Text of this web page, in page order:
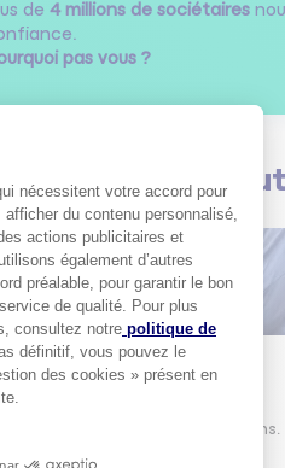
de 4 millions de sociétaires
pas vous ?
lesconseils
Comment bien choisir son
assurance auto ?
assurance auto selon vos besoins.
nécessitent votre accord pour
du contenu personnalisé,
actions publicitaires et
également d’autres
préalable, pour garantir le bon
de qualité. Pour plus
consultez notre politique de
définitif, vous pouvez le
des cookies » présent en